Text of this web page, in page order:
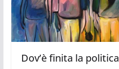
Dov’è finita la politica